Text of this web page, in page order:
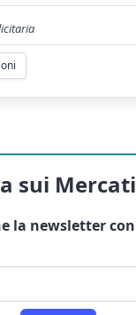
sui Mercati
la newsletter